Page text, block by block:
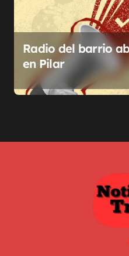
Radio del barrio
en Pilar